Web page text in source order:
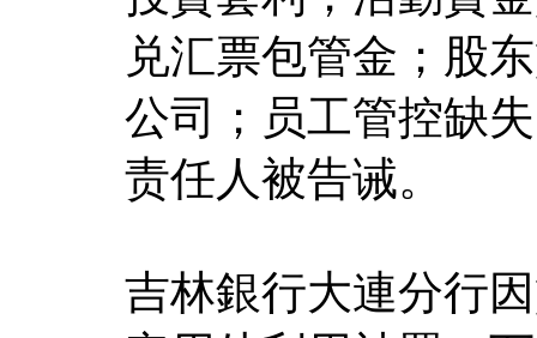
兑汇票包管金；股
公司；员工管控缺
责任人被告诫。
吉林銀行大連分行